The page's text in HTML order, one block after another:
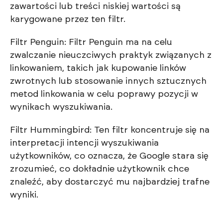
zawartości lub treści niskiej wartości są
karygowane przez ten filtr.
Filtr Penguin: Filtr Penguin ma na celu
zwalczanie nieuczciwych praktyk związanych z
linkowaniem, takich jak kupowanie linków
zwrotnych lub stosowanie innych sztucznych
metod linkowania w celu poprawy pozycji w
wynikach wyszukiwania.
Filtr Hummingbird: Ten filtr koncentruje się na
interpretacji intencji wyszukiwania
użytkowników, co oznacza, że Google stara się
zrozumieć, co dokładnie użytkownik chce
znaleźć, aby dostarczyć mu najbardziej trafne
wyniki.